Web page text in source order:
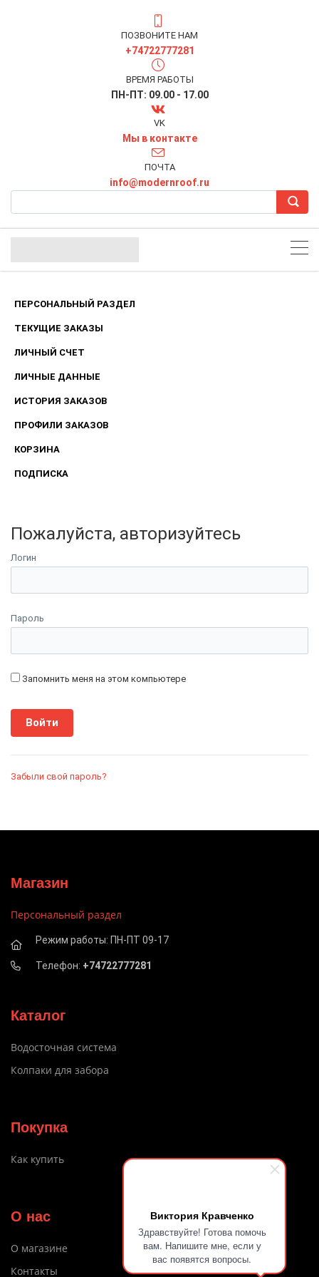
Виктория Кравченко
Здравствуйте! Готова помочь
вам. Напишите мне, если у
вас появятся вопросы.
ПОЗВОНИТЕ НАМ
+74722777281
ВРЕМЯ РАБОТЫ
ПН-ПТ: 09.00 - 17.00
VK
Мы в контакте
ПОЧТА
info@modernroof.ru
ПЕРСОНАЛЬНЫЙ РАЗДЕЛ
ТЕКУЩИЕ ЗАКАЗЫ
ЛИЧНЫЙ СЧЕТ
ЛИЧНЫЕ ДАННЫЕ
ИСТОРИЯ ЗАКАЗОВ
ПРОФИЛИ ЗАКАЗОВ
КОРЗИНА
ПОДПИСКА
Пожалуйста, авторизуйтесь
Логин
Пароль
Запомнить меня на этом компьютере
Забыли свой пароль?
Магазин
Персональный раздел
Режим работы: ПН-ПТ 09-17
Телефон: +74722777281
Каталог
Водосточная система
Колпаки для забора
Покупка
Как купить
О нас
О магазине
Контакты